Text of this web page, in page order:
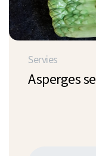
Servies
Asperges